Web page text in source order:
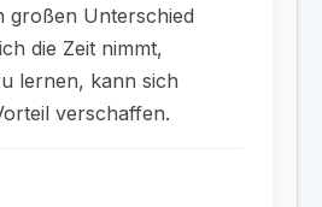
großen Unterschied
die Zeit nimmt,
lernen, kann sich
verschaffen.